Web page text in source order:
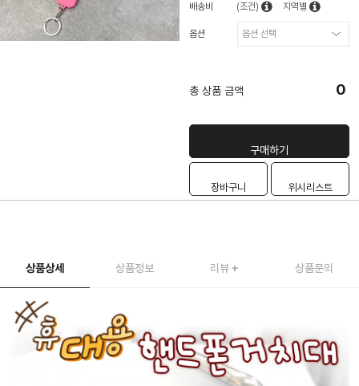
배송비 (조건) 지역별
옵션
총 상품 금액 0
구매하기
장바구니 위시리스트
상품상세 상품정보 리뷰 + 상품문의